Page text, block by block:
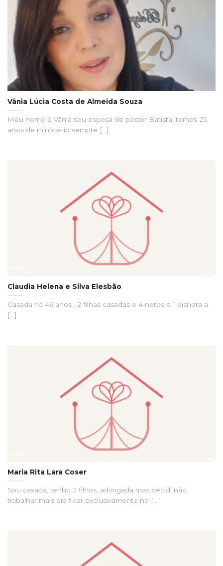
Vânia Lúcia Costa de Almeida Souza
Meu nome é Vânia sou esposa de pastor Batista, temos 25
anos de ministério sempre [...]
Claudia Helena e Silva Elesbão
Casada há 46 anos , 2 filhas casadas e 4 netos e 1 bisneta a
[...]
Maria Rita Lara Coser
Sou casada, tenho 2 filhos, advogada mas decidi não
trabalhar mais pra ficar exclusivamente no [...]